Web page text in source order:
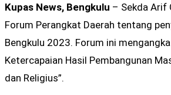
Kupas News, Bengkulu – Sekda Arif
Forum Perangkat Daerah tentang
Bengkulu 2023. Forum ini
Ketercapaian Hasil Pembangunan
dan Religius”.